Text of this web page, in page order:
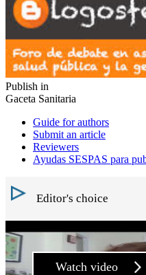
Publish in
Gaceta Sanitaria
Guide for authors
Submit an article
Reviewers
Ayudas SESPAS para
Editor's choice
Watch video